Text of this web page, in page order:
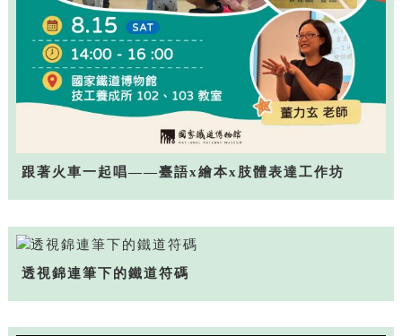
跟著火車一起唱——臺語x繪本x肢體表達工作坊
透視錦連筆下的鐵道符碼